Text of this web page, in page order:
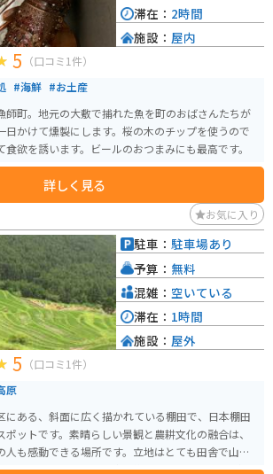
5 （口コミ1件）
#海鮮 #お土産
師町。地元の大敷で捕れた魚を町のおばさんたちが
日かけて燻製にします。桜の木のチップを使うので
欲を誘います。ビールのおつまみにも最高です。
詳しく見る
滞在： 2時間
施設： 屋内
お気に入り
5 （口コミ1件）
原
にある、斜面に広く描かれている棚田で、日本棚田
ットです。素晴らしい景観と農耕文化の融合は、
人も感動できる場所です。立地はとても田舎で山の
す。ＪＲ熊野市駅から車で約40分程で行くことがで
駐車： 駐車場あり
予算： 無料
混雑： 空いている
滞在： 1時間
施設： 屋外